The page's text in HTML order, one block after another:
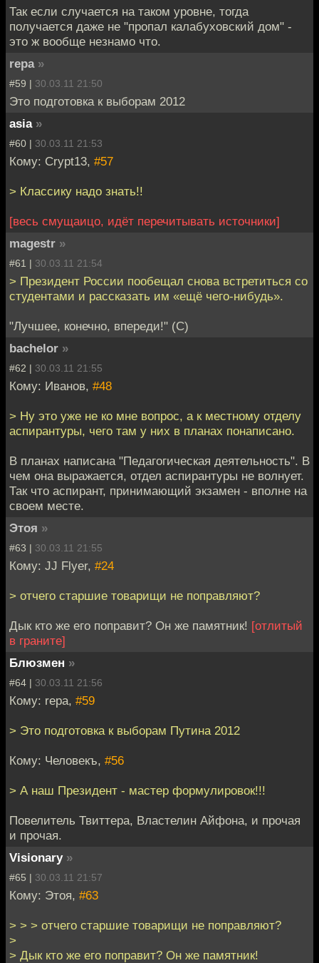
Так если случается на таком уровне, тогда
получается даже не "пропал калабуховский дом" -
это ж вообще незнамо что.
repa »
#59 | 30.03.11 21:50
Это подготовка к выборам 2012
asia »
#60 | 30.03.11 21:53
Кому: Crypt13, #57
> Классику надо знать!!
[весь смущаицо, идёт перечитывать источники]
magestr »
#61 | 30.03.11 21:54
> Президент России пообещал снова встретиться со
студентами и рассказать им «ещё чего-нибудь».
"Лучшее, конечно, впереди!" (C)
bachelor »
#62 | 30.03.11 21:55
Кому: Иванов, #48
> Ну это уже не ко мне вопрос, а к местному отделу
аспирантуры, чего там у них в планах понаписано.
В планах написана "Педагогическая деятельность". В
чем она выражается, отдел аспирантуры не волнует.
Так что аспирант, принимающий экзамен - вполне на
своем месте.
Этоя »
#63 | 30.03.11 21:55
Кому: JJ Flyer, #24
> отчего старшие товарищи не поправляют?
Дык кто же его поправит? Он же памятник! [отлитый
в граните]
Блюзмен »
#64 | 30.03.11 21:56
Кому: repa, #59
> Это подготовка к выборам Путина 2012
Кому: Человекъ, #56
> А наш Президент - мастер формулировок!!!
Повелитель Твиттера, Властелин Айфона, и прочая
и прочая.
Visionary »
#65 | 30.03.11 21:57
Кому: Этоя, #63
> > > отчего старшие товарищи не поправляют?
>
> Дык кто же его поправит? Он же памятник!